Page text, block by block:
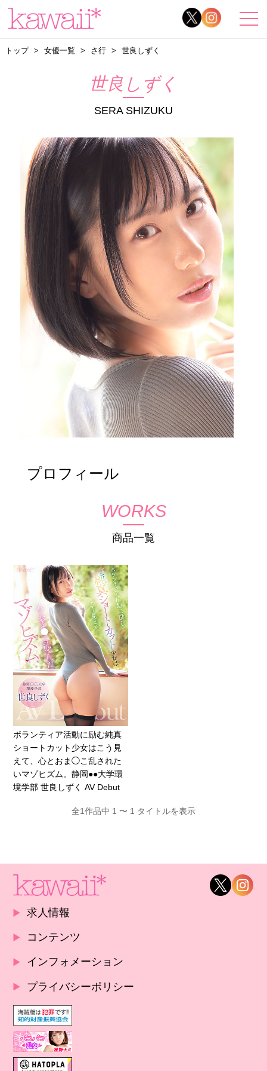
トップ 女優一覧 さ行 世良しずく
世良しずく
SERA SHIZUKU
プロフィール
WORKS
商品一覧
ボランティア活動に励む純真
ショートカット少女はこう見
えて、心とおま◯こ乱された
いマゾヒズム。静岡●●大学環
境学部 世良しずく AV Debut
全1作品中 1 〜 1 タイトルを表示
求人情報
コンテンツ
インフォメーション
プライバシーポリシー